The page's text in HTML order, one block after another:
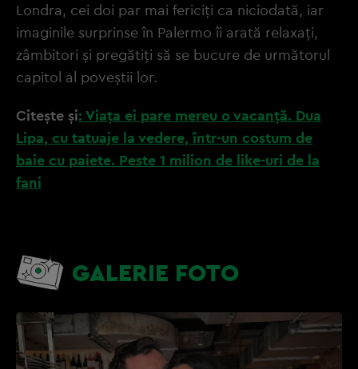
Londra, cei doi par mai fericiți ca niciodată, iar
imaginile surprinse în Palermo îi arată relaxați,
zâmbitori și pregătiți să se bucure de următorul
capitol al poveștii lor.
Citește și: Viața ei pare mereu o vacanță. Dua
Lipa, cu tatuaje la vedere, într-un costum de
baie cu paiete. Peste 1 milion de like-uri de la
fani
GALERIE FOTO